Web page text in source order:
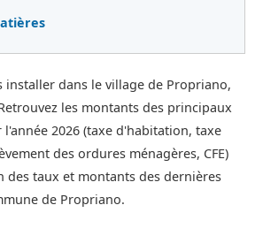
installer dans le village de Propriano,
les montants des principaux
2026 (taxe d'habitation, taxe
des ordures ménagères, CFE)
des taux et montants des dernières
de Propriano.